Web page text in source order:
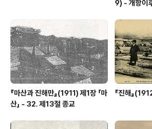
9) - 개항이
『마산과 진해만』(1911) 제1장 「마
산」 - 32. 제13절 종교
『진해』